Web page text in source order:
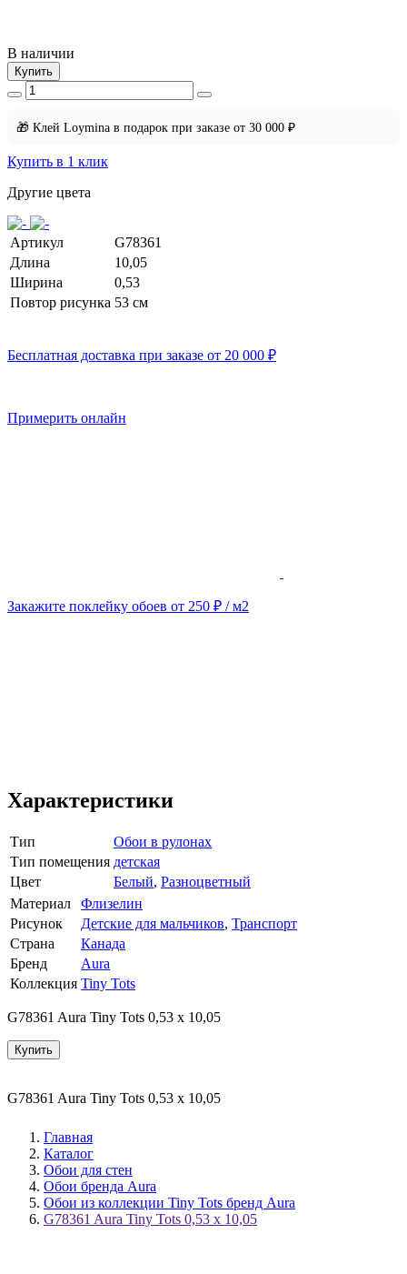
В наличии
Купить
🎁 Клей Loymina в подарок при заказе от 30 000 ₽
Купить в 1 клик
Другие цвета
Артикул
G78361
Длина
10,05
Ширина
0,53
Повтор рисунка 53 cм
Бесплатная доставка при заказе от 20 000 ₽
Примерить онлайн
Закажите поклейку обоев от 250 ₽ / м2
Характеристики
Тип
Обои в рулонах
Тип помещения детская
Цвет
Белый, Разноцветный
Материал
Флизелин
Рисунок
Детские для мальчиков, Транспорт
Страна
Канада
Бренд
Aura
Коллекция Tiny Tots
G78361 Aura Tiny Tots 0,53 х 10,05
Купить
G78361 Aura Tiny Tots 0,53 х 10,05
Главная
Каталог
Обои для стен
Обои бренда Aura
Обои из коллекции Tiny Tots бренд Aura
G78361 Aura Tiny Tots 0,53 х 10,05